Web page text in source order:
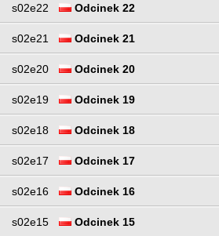
s02e22 Odcinek 22
s02e21 Odcinek 21
s02e20 Odcinek 20
s02e19 Odcinek 19
s02e18 Odcinek 18
s02e17 Odcinek 17
s02e16 Odcinek 16
s02e15 Odcinek 15